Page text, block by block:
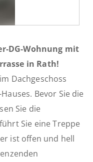
DG-Wohnung mit
in Rath!
Dachgeschoss
Bevor Sie die
Sie die
Sie eine Treppe
ist offen und hell